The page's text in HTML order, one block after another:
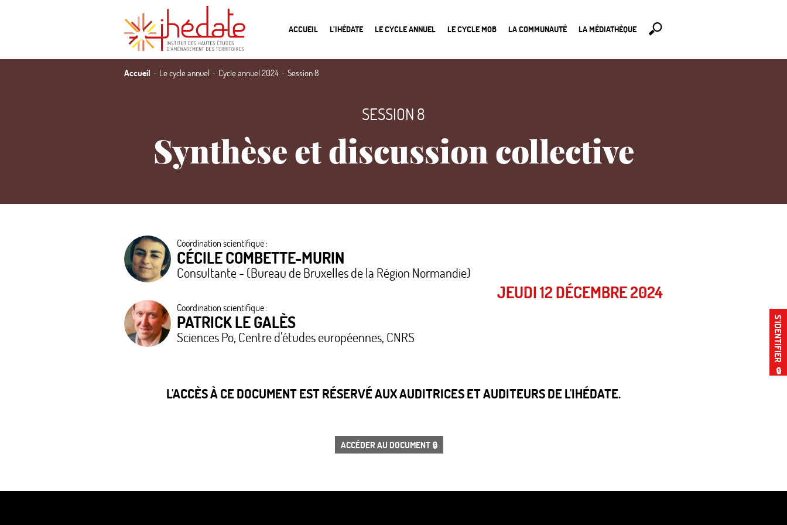
ACCUEIL L’IHÉDATE LE CYCLE ANNUEL LE CYCLE MOB LA COMMUNAUTÉ LA MÉDIATHÈQUE
S’IDENTIFIER
🔒
Accueil Le cycle annuel Cycle annuel 2024 Session 8
SESSION 8
Synthèse et discussion collective
Coordination scientifique :
CÉCILE COMBETTE-MURIN
Consultante - (Bureau de Bruxelles de la Région Normandie)
Coordination scientifique :
PATRICK LE GALÈS
Sciences Po, Centre d’études européennes, CNRS
JEUDI 12 DÉCEMBRE 2024
L'ACCÈS À CE DOCUMENT EST RÉSERVÉ AUX AUDITRICES ET AUDITEURS DE L'IHÉDATE.
ACCÉDER AU DOCUMENT 🔒